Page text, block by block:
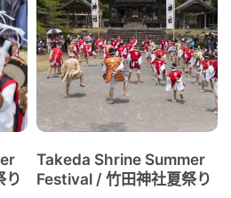
り
Takeda Shrine Summer
Festival / 竹田神社夏祭り